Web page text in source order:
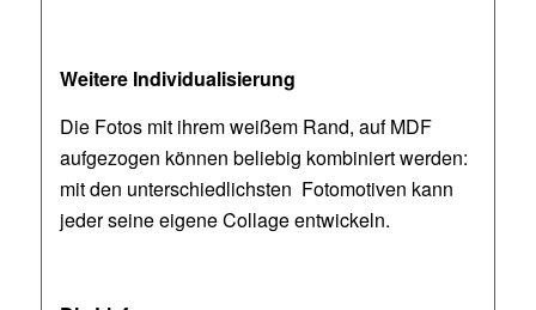
Weitere Individualisierung
Die Fotos mit ihrem weißem Rand, auf MDF
aufgezogen können beliebig kombiniert werden:
mit den unterschiedlichsten Fotomotiven kann
jeder seine eigene Collage entwickeln.